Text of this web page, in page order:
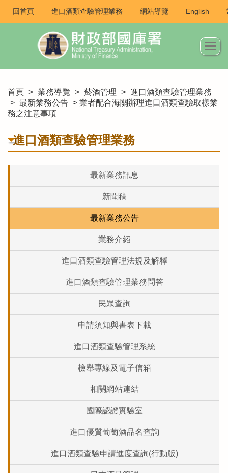
回首頁 進口酒類查驗管理業務 網站導覽 English
首頁 > 業務導覽 > 菸酒管理 > 進口酒類查驗管理業務
> 最新業務公告 > 業者配合海關辦理進口酒類查驗取樣業
務之注意事項
進口酒類查驗管理業務
最新業務訊息
新聞稿
最新業務公告
業務介紹
進口酒類查驗管理法規及解釋
進口酒類查驗管理業務問答
民眾查詢
申請須知與書表下載
進口酒類查驗管理系統
檢舉專線及電子信箱
相關網站連結
國際認證實驗室
進口優質葡萄酒品名查詢
進口酒類查驗申請進度查詢(行動版)